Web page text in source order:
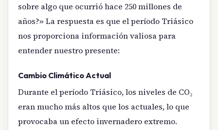
sobre algo que ocurrió hace 250 millones de
años?» La respuesta es que el período Triásico
nos proporciona información valiosa para
entender nuestro presente:
Cambio Climático Actual
Durante el período Triásico, los niveles de CO₂
eran mucho más altos que los actuales, lo que
provocaba un efecto invernadero extremo.